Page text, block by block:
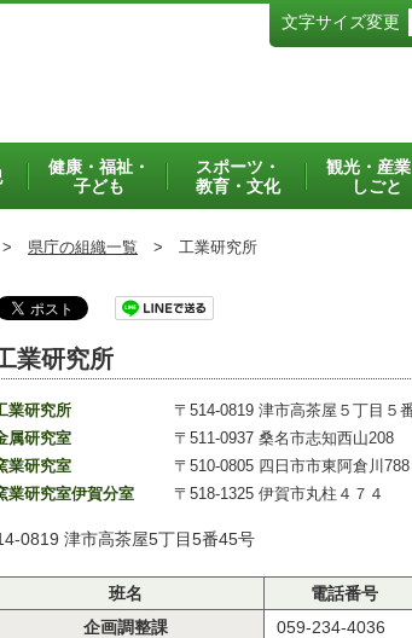
文字サイズ変更
健康・福祉・
子ども
スポーツ・
教育・文化
観光・産業
しごと
県庁の組織一覧 > 工業研究所
業研究所
業研究所 〒514-0819 津市高茶屋５丁目５
属研究室
〒511-0937 桑名市志知西山208
業研究室
〒510-0805 四日市市東阿倉川788
業研究室伊賀分室
〒518-1325 伊賀市丸柱４７４
0819 津市高茶屋5丁目5番45号
班名 電話番号
企画調整課
059-234-4036